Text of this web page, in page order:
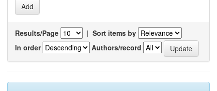
Results/Page | Sort items by
In order
Authors/record